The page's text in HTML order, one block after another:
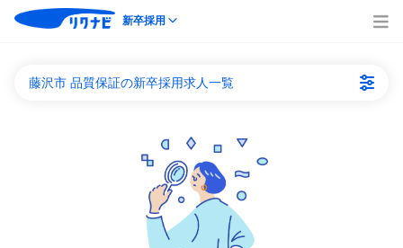
新卒採用
藤沢市 品質保証の新卒採用求人一覧